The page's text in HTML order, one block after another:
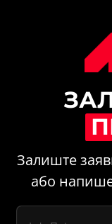
Залиште
або